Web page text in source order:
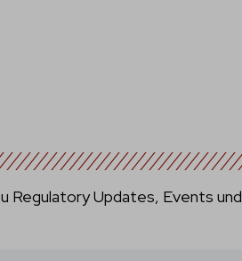
Regulatory Updates, Events und